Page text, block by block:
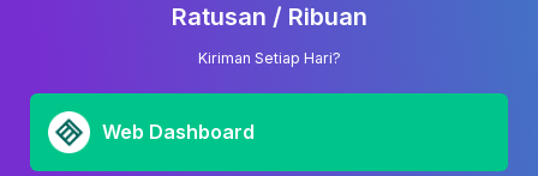
Ratusan / Ribuan
Kiriman Setiap Hari?
Web Dashboard